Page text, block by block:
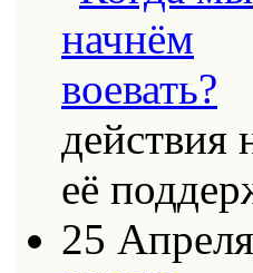
действия
её
25